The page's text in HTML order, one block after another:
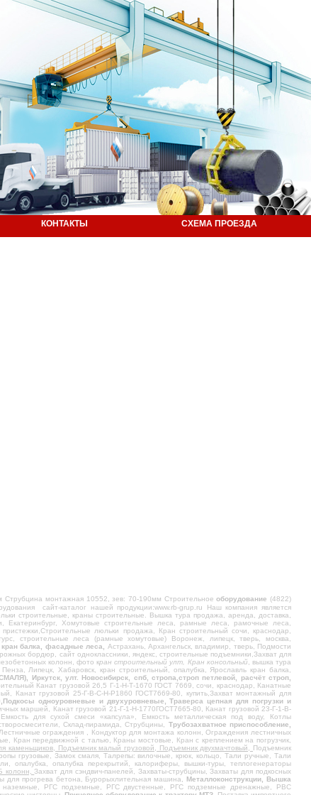
КОНТАКТЫ
СХЕМА ПРОЕЗДА
монтажная 10552, зев: 70-190мм Строительноеоборудование (4822)
сайт-каталог нашей продукции:www.rb-grup.ru Наш компания является
строительные, краны строительные. Вышка тура продажа, аренда, доставка,
Хомутовые строительные леса, рамные леса, рамочные леса,
люльки продажа, Кран строительный сочи, краснодар,
строительные леса (рамные хомутовые) Воронеж, липецк, тверь, москва,
кран балка, фасадные леса, Астрахань, Архангельск, владимир, тверь, Подмости
бордюр, сайт одноклассники, яндекс, строительные подъемники,Захват для
колонн, фото кран строительный улт, Кран консольный , вышка тура
Липецк, Хабаровск, кран строительный, опалубка, Ярославль кран балка,
улт. Новосибирск, спб, стропа,строп петлевой, расчёт строп,
Канат грузовой 26,5 Г-1-Н-Т-1670 ГОСТ 7669, сочи, краснодар, Канатные
Канат грузовой 25-Г-В-С-Н-Р1860 ГОСТ7669-80, купить,Захват монтажный для
одноуровневые и двухуровневые, Траверса цепная для погрузки и
маршей, Канат грузовой 21-Г-1-Н-1770ГОСТ7665-80, Канат грузовой 23-Г-1-В-
для сухой смеси «капсула», Емкость металлическая под воду, Котлы
Склад-пирамида, Струбцины, Трубозахватное приспособление,
ограждения , Кондуктор для монтажа колонн, Ограждения лестничных
Кран передвижной с талью, Краны мостовые, Кран с креплением на погрузчик,
каменьщиков, Подъемник малый грузовой, Подъемник двухмачтовый, Подъемник
грузовые, Замок смаля, Талрепы: вилочные, крюк, кольцо, Тали ручные, Тали
опалубка, опалубка перекрытий, калориферы, вышки-туры, теплогенераторы
колонн,Захват для сэндвич-панелей, Захваты-струбцины, Захваты для подкосных
для прогрева бетона, Бурорыхлительная машина, Металлоконструкции, Вышка
наземные, РГС подземные, РГС двустенные, РГС подземные дренажные, РВС